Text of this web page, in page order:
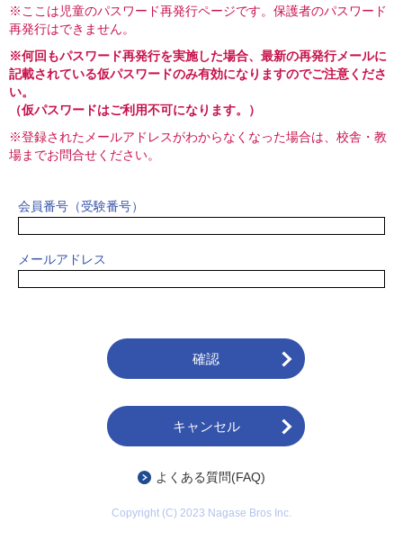
※ここは児童のパスワード再発行ページです。保護者のパスワード
再発行はできません。
※何回もパスワード再発行を実施した場合、最新の再発行メールに
記載されている仮パスワードのみ有効になりますのでご注意くださ
い。
（仮パスワードはご利用不可になります。）
※登録されたメールアドレスがわからなくなった場合は、校舎・教
場までお問合せください。
会員番号（受験番号）
メールアドレス
キャンセル
よくある質問(FAQ)
Copyright (C) 2023 Nagase Bros Inc.